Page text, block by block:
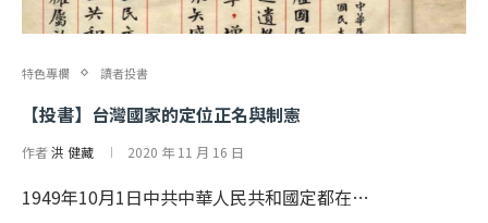
特色專欄 讀者投書
【投書】台灣國家的定位正名與制憲
作者洪 健藏 2020 年 11 月 16 日
1949年10月1日中共中華人民共和國定都在…